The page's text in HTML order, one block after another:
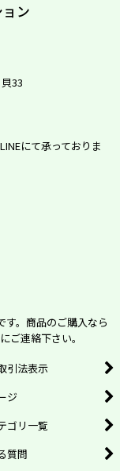
ン
33
にて承っておりま
す。商品のご購入なら
ご連絡下さい。
引法表示
ジ
ゴリ一覧
質問